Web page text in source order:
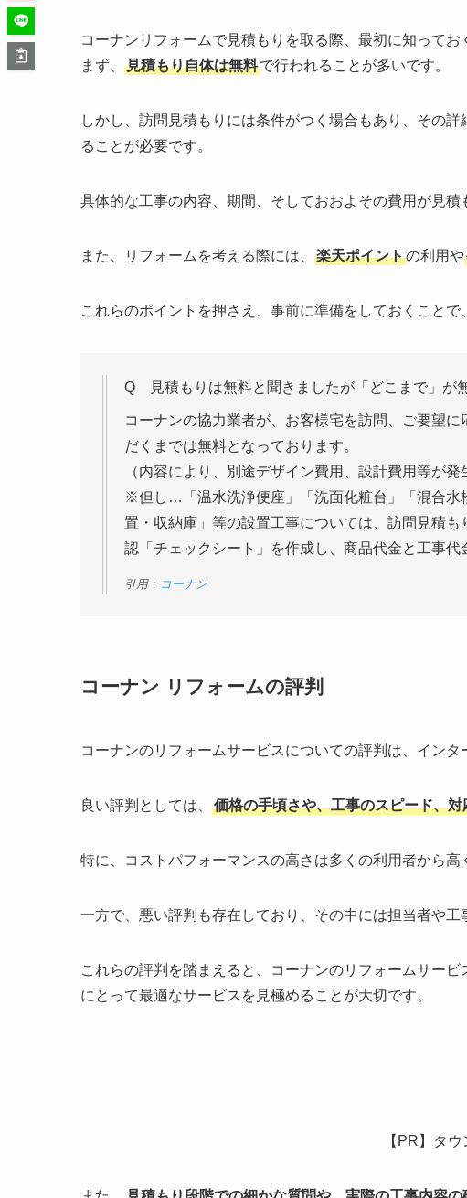
コーナンリフォームで見積もりを取る際、最初に知って
まず、
見積もり自体は無料で行われることが多いです。
しかし、訪問見積もりには条件がつく場合もあり、その
ることが必要です。
具体的な工事の内容、期間、そしておおよその費用が見積
また、リフォームを考える際には、 楽天ポイントの利用や
これらのポイントを押さえ、事前に準備をしておくこと
Q 見積もりは無料と聞きましたが「どこまで」が
コーナンの協力業者が、お客様宅を訪問、ご要望
だくまでは無料となっております。
（内容により、別途デザイン費用、設計費用等が発
※但し…「温水洗浄便座」「洗面化粧台」「混合水
置・収納庫」等の設置工事については、訪問見積
認「チェックシート」を作成し、商品代金と工事代
引用： コーナン
コーナン リフォームの評判
コーナンのリフォームサービスについての評判は、インタ
良い評判としては、 価格の手頃さや、工事のスピード、対
特に、コストパフォーマンスの高さは多くの利用者から高
一方で、悪い評判も存在しており、その中には担当者や工
これらの評判を踏まえると、コーナンのリフォームサービ
にとって最適なサービスを見極めることが大切です。
【PR】タ